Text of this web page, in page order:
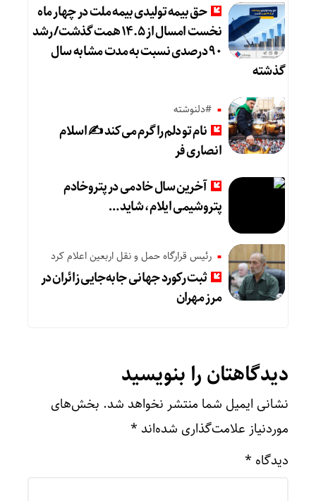
حق بیمه تولیدی بیمه ملت در چهار ماه
نخست امسال از ۱۴.۵ همت گذشت/ رشد
۹۰ درصدی نسبت به مدت مشابه سال
گذشته
#دلنوشته
نام تو دلم را گرم می‌کند ✍️ اسلام
انصاری فر
آخرین سال خادمی در پتروخادم
پتروشیمی ایلام، شاید …
رئیس قرارگاه حمل و نقل اربعین اعلام کرد
ثبت رکورد جهانی جابه‌جایی زائران در
مرز مهران
دیدگاهتان را بنویسید
نشانی ایمیل شما منتشر نخواهد شد. بخش‌های
موردنیاز علامت‌گذاری شده‌اند *
دیدگاه *